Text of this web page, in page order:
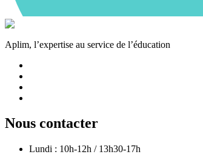
Aplim, l’expertise au service de l’éducation
Nous contacter
Lundi : 10h-12h / 13h30-17h